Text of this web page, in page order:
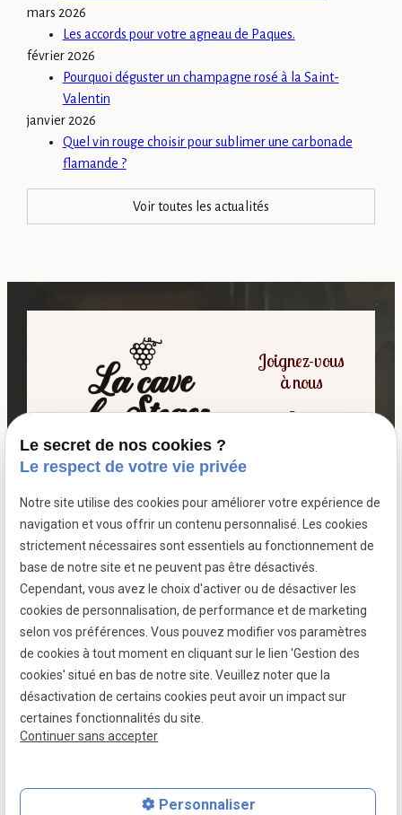
mars 2026
Les accords pour votre agneau de Paques.
février 2026
Pourquoi déguster un champagne rosé à la Saint-
Valentin
janvier 2026
Quel vin rouge choisir pour sublimer une carbonade
flamande ?
Voir toutes les actualités
Siret :39799787500026
Joignez-vous
à nous
7 passage fleuri
- 59380 SOCX
Mentions légales
Politique de confidentialité
Gestion des cookies
Le secret de nos cookies ?
Le respect de votre vie privée
Notre site utilise des cookies pour améliorer votre expérience de
navigation et vous offrir un contenu personnalisé. Les cookies
strictement nécessaires sont essentiels au fonctionnement de
base de notre site et ne peuvent pas être désactivés.
Cependant, vous avez le choix d'activer ou de désactiver les
cookies de personnalisation, de performance et de marketing
selon vos préférences. Vous pouvez modifier vos paramètres
de cookies à tout moment en cliquant sur le lien 'Gestion des
cookies' situé en bas de notre site. Veuillez noter que la
désactivation de certains cookies peut avoir un impact sur
certaines fonctionnalités du site.
Continuer sans accepter
Personnaliser